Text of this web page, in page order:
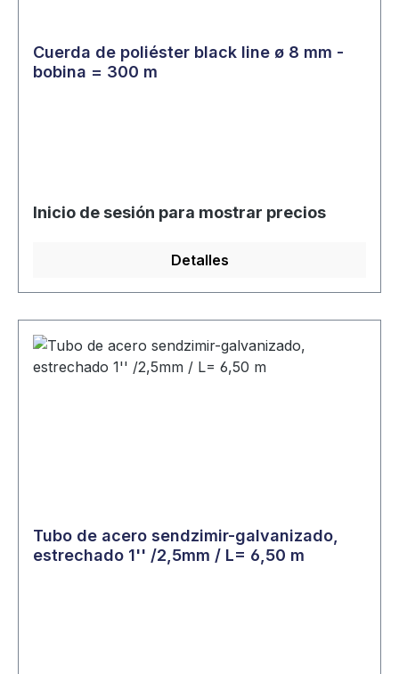
Cuerda de poliéster black line ø 8 mm -
bobina = 300 m
Inicio de sesión para mostrar precios
Detalles
Tubo de acero sendzimir-galvanizado,
estrechado 1'' /2,5mm / L= 6,50 m